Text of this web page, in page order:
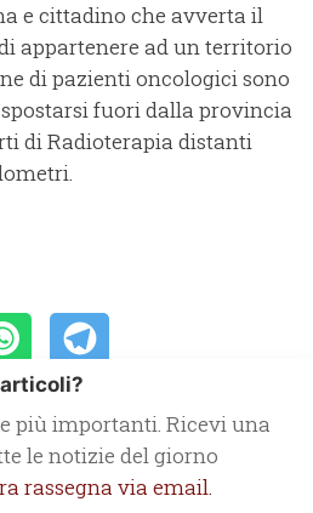
e cittadino che avverta il
appartenere ad un territorio
di pazienti oncologici sono
fuori dalla provincia
di Radioterapia distanti
più importanti. Ricevi una
le notizie del giorno
rassegna via email.